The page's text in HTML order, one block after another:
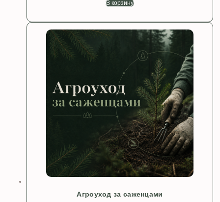
В корзину
Агроуход за саженцами